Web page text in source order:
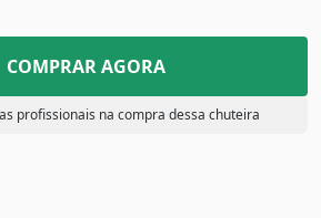
COMPRAR AGORA
profissionais na compra dessa chuteira